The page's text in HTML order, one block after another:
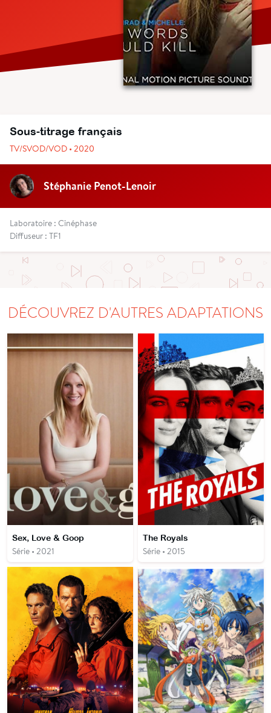
Sous-titrage français
TV/SVOD/VOD • 2020
Stéphanie Penot-Lenoir
Laboratoire : Cinéphase
Diffuseur : TF1
DÉCOUVREZ D'AUTRES ADAPTATIONS
Sex, Love & Goop
Série • 2021
The Royals
Série • 2015